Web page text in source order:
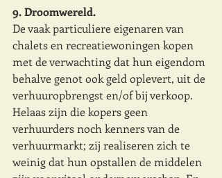
9. Droomwereld.
De vaak particuliere eigenaren van
chalets en recreatiewoningen kopen
met de verwachting dat hun eigendom
behalve genot ook geld oplevert, uit de
verhuuropbrengst en/of bij verkoop.
Helaas zijn die kopers geen
verhuurders noch kenners van de
verhuurmarkt; zij realiseren zich te
weinig dat hun opstallen de middelen